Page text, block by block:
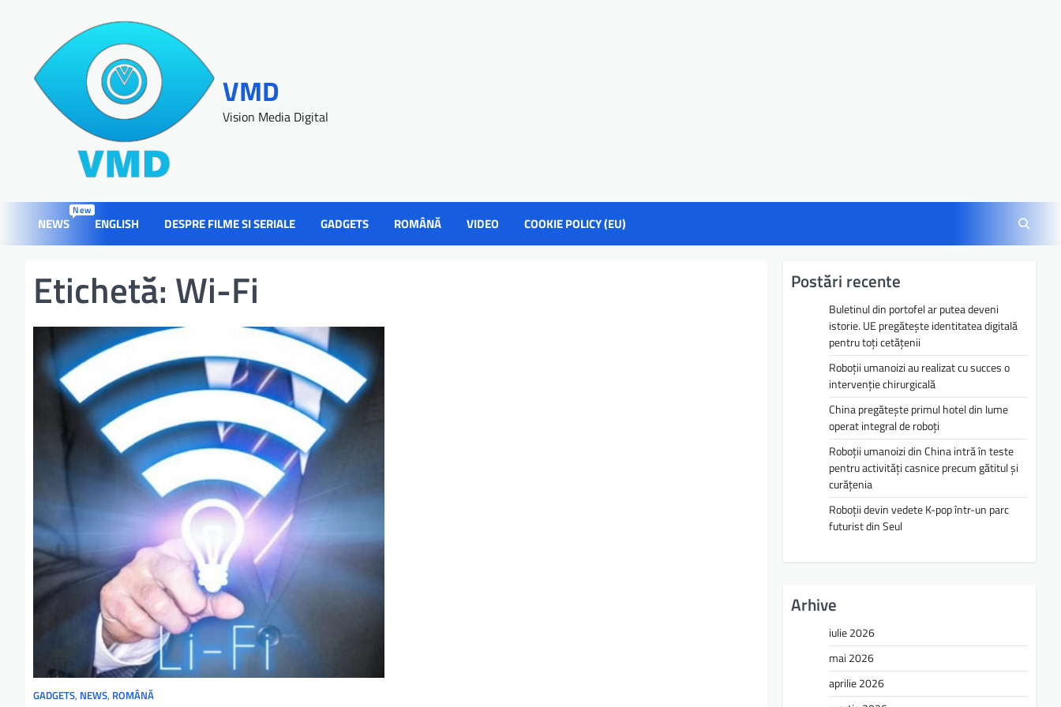
VMD
Vision Media Digital
NEWS
New
ENGLISH DESPRE FILME SI SERIALE GADGETS ROMÂNĂ VIDEO COOKIE POLICY (EU)
Etichetă: Wi-Fi
GADGETS, NEWS, ROMÂNĂ
Postări recente
Buletinul din portofel ar putea deveni
istorie. UE pregătește identitatea digitală
pentru toți cetățenii
Roboții umanoizi au realizat cu succes o
intervenție chirurgicală
China pregătește primul hotel din lume
operat integral de roboți
Roboții umanoizi din China intră în teste
pentru activități casnice precum gătitul și
curățenia
Roboții devin vedete K-pop într-un parc
futurist din Seul
Arhive
iulie 2026
mai 2026
aprilie 2026